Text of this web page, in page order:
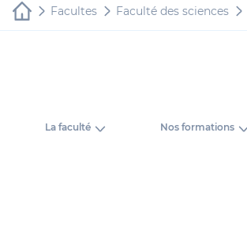
Facultes Faculté des sciences
La faculté Nos formations